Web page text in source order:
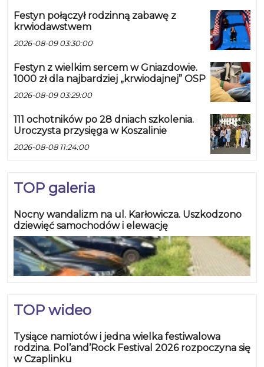
Festyn połączył rodzinną zabawę z
krwiodawstwem
2026-08-09 03:30:00
Festyn z wielkim sercem w Gniazdowie.
1000 zł dla najbardziej „krwiodajnej” OSP
2026-08-09 03:29:00
111 ochotników po 28 dniach szkolenia.
Uroczysta przysięga w Koszalinie
2026-08-08 11:24:00
TOP galeria
Nocny wandalizm na ul. Karłowicza. Uszkodzono
dziewięć samochodów i elewację
TOP wideo
Tysiące namiotów i jedna wielka festiwalowa
rodzina. Pol’and’Rock Festival 2026 rozpoczyna się
w Czaplinku